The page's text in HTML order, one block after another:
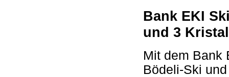
Bank EKI
und 3
Mit dem Bank
Bödeli-Ski